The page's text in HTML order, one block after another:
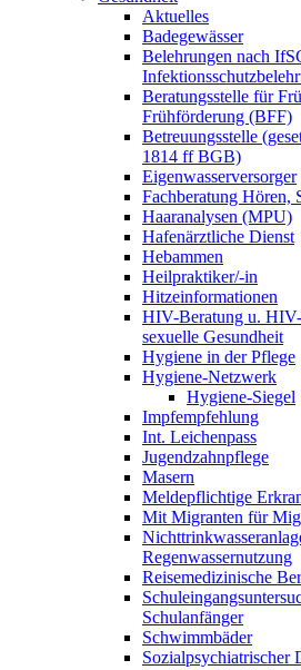
Aktuelles
Badegewässer
Belehrungen nach
Beratungsstelle für
Frühförderung (BFF)
Betreuungsstelle
1814 ff BGB)
Eigenwasserversorger
Fachberatung Hören,
Haaranalysen (MPU)
Hafenärztliche Dienst
Hebammen
Heilpraktiker/-in
Hitzeinformationen
HIV-Beratung u.
sexuelle Gesundheit
Hygiene in der Pflege
Hygiene-Netzwerk
Hygiene-Siegel
Impfempfehlung
Int. Leichenpass
Jugendzahnpflege
Masern
Meldepflichtige
Mit Migranten für
Regenwassernutzung
Reisemedizinische
Schulanfänger
Schwimmbäder
Sozialpsychiatrischer